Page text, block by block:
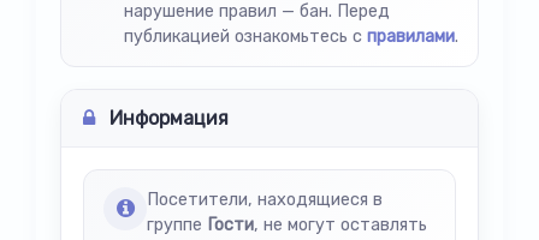
нарушение правил — бан. Перед
публикацией ознакомьтесь с правилами.
Информация
Посетители, находящиеся в
группе Гости, не могут оставлять